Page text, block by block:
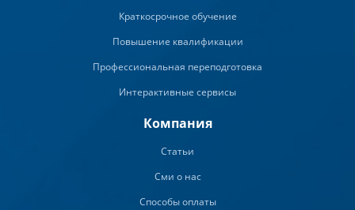
Краткосрочное обучение
Повышение квалификации
Профессиональная переподготовка
Интерактивные сервисы
Компания
Статьи
Сми о нас
Способы оплаты